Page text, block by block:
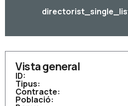
Vista general
ID:
Tipus:
Contracte:
Població: